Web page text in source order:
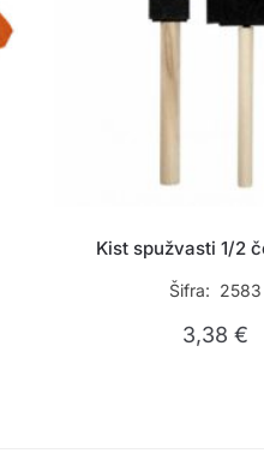
Kist spužvasti 1/2
Šifra: 2583
3,38 €